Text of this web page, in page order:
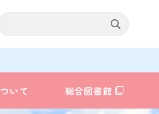
いて 総合図書館